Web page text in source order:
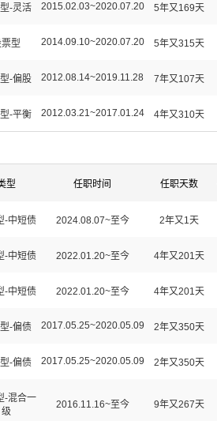
-灵活 2015.02.03~2020.07.20 5年又169天
型 2014.09.10~2020.07.20 5年又315天
-偏股 2012.08.14~2019.11.28 7年又107天
-平衡 2012.03.21~2017.01.24 4年又310天
型 任职时间 任职天数
-中短债 2024.08.07~至今 2年又1天
-中短债 2022.01.20~至今 4年又201天
-中短债 2022.01.20~至今 4年又201天
-偏债 2017.05.25~2020.05.09 2年又350天
-偏债 2017.05.25~2020.05.09 2年又350天
-混合一
级
2016.11.16~至今 9年又267天